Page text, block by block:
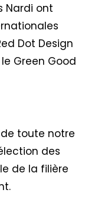
Nardi ont
Dot Design
Green Good
toute notre
des
de la filière